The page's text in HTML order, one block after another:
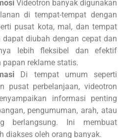
Videotron banyak digunakan
di tempat-tempat dengan
pusat kota, mal, dan tempat
dapat diubah dengan cepat dan
lebih fleksibel dan efektif
reklame statis.
Di tempat umum seperti
pusat perbelanjaan, videotron
informasi penting
pengumuman, arah, atau
berlangsung. Ini membuat
diakses oleh orang banyak.